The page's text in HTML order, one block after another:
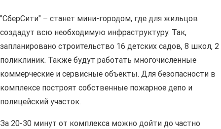
"СберСити" – станет мини-городом, где для жильцов
создадут всю необходимую инфраструктуру. Так,
запланировано строительство 16 детских садов, 8 школ, 2
поликлиник. Также будут работать многочисленные
коммерческие и сервисные объекты. Для безопасности в
комплексе построят собственные пожарное депо и
полицейский участок.
За 20-30 минут от комплекса можно дойти до частно